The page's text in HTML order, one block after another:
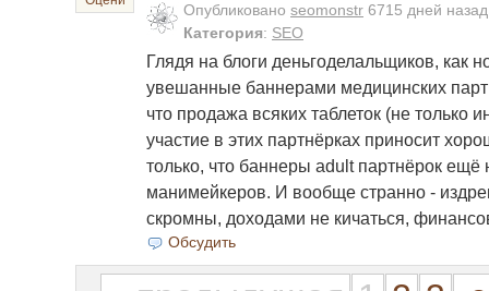
Опубликовано seomonstr 6715 дней
Категория: SEO
Глядя на блоги деньгоделальщиков, как
увешанные баннерами медицинских
что продажа всяких таблеток (не только
участие в этих партнёрках приносит
только, что баннеры adult партнёрок ещё
манимейкеров. И вообще странно -
скромны, доходами не кичаться,
Обсудить